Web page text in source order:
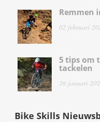
Remmen
02 februari
5 tips om
tackelen
26 januari
Bike Skills